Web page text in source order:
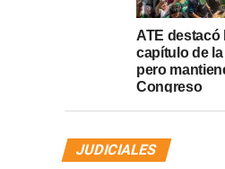
ATE destacó
capítulo de
pero
Congreso
JUDICIALES